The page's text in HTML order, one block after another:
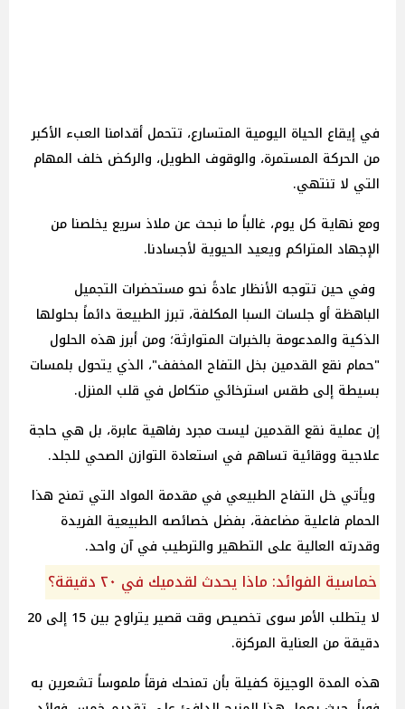
في إيقاع الحياة اليومية المتسارع، تتحمل أقدامنا العبء الأكبر
من الحركة المستمرة، والوقوف الطويل، والركض خلف المهام
التي لا تنتهي.
ومع نهاية كل يوم، غالباً ما نبحث عن ملاذ سريع يخلصنا من
الإجهاد المتراكم ويعيد الحيوية لأجسادنا.
وفي حين تتوجه الأنظار عادةً نحو مستحضرات التجميل
الباهظة أو جلسات السبا المكلفة، تبرز الطبيعة دائماً بحلولها
الذكية والمدعومة بالخبرات المتوارثة؛ ومن أبرز هذه الحلول
"حمام نقع القدمين بخل التفاح المخفف"، الذي يتحول بلمسات
بسيطة إلى طقس استرخائي متكامل في قلب المنزل.
إن عملية نقع القدمين ليست مجرد رفاهية عابرة، بل هي حاجة
علاجية ووقائية تساهم في استعادة التوازن الصحي للجلد.
ويأتي خل التفاح الطبيعي في مقدمة المواد التي تمنح هذا
الحمام فاعلية مضاعفة، بفضل خصائصه الطبيعية الفريدة
وقدرته العالية على التطهير والترطيب في آن واحد.
خماسية الفوائد: ماذا يحدث لقدميك في ٢٠ دقيقة؟
لا يتطلب الأمر سوى تخصيص وقت قصير يتراوح بين 15 إلى 20
دقيقة من العناية المركزة.
هذه المدة الوجيزة كفيلة بأن تمنحك فرقاً ملموساً تشعرين به